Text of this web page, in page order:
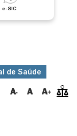
e-SIC
de Saúde